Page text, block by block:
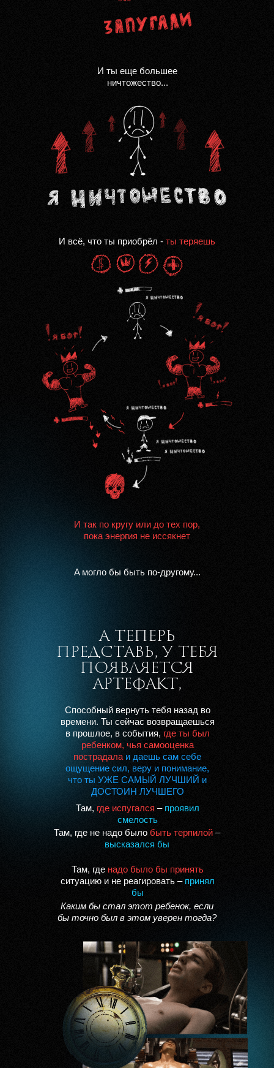
И ты еще большее
ничтожество...
И всё, что ты приобрёл - ты теряешь
И тaк по кругу или до тех пор,
покa энергия не иссякнет
A могло бы быть по-другому...
А ТЕПЕРЬ
ПРЕДСТАВЬ, У ТЕБЯ
ПОЯВЛЯЕТСЯ
АРТЕФАКТ,
А ТЕПЕРЬ
ПРЕДСТАВЬ, У ТЕБЯ
ПОЯВЛЯЕТСЯ
АРТЕФАКТ,
А ТЕПЕРЬ
ПРЕДСТАВЬ, У ТЕБЯ
ПОЯВЛЯЕТСЯ
АРТЕФАКТ,
Способный вернуть тебя назад во
времени. Ты сейчас возвращаешься
в прошлое, в события, где ты был
ребенком, чья самооценка
пострадала и даешь сам себе
ощущение сил, веру и понимание,
что ты УЖЕ САМЫЙ ЛУЧШИЙ и
ДОСТОИН ЛУЧШЕГО
Там, где испугался– проявил
смелость
Там, где не надо было быть терпилой –
высказался бы
Там, где надо было бы принять
ситуацию и не реагировать – принял
бы
Каким бы стал этот ребенок, если
бы точно был в этом уверен тогда?